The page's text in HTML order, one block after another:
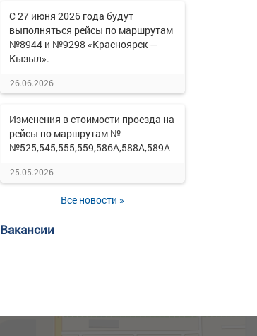
С 27 июня 2026 года будут
выполняться рейсы по маршрутам
№8944 и №9298 «Красноярск —
Кызыл».
26.06.2026
Изменения в стоимости проезда на
рейсы по маршрутам №
№525,545,555,559,586А,588А,589А
25.05.2026
Все новости »
Вакансии